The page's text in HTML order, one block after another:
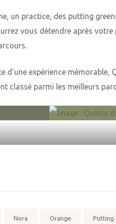
un practice, des putting
vous détendre après
d'une expérience mémorable,
classé parmi les meilleurs
Nora Orange Putting